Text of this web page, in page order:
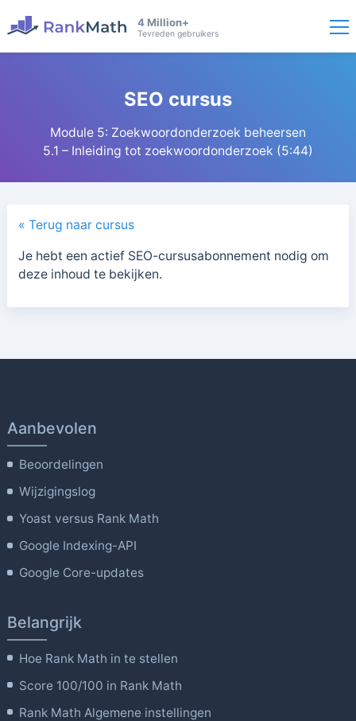
4 Million+
Tevreden gebruikers
SEO cursus
Module 5: Zoekwoordonderzoek beheersen
5.1 – Inleiding tot zoekwoordonderzoek (5:44)
« Terug naar cursus
Je hebt een actief SEO-cursusabonnement nodig om
deze inhoud te bekijken.
Aanbevolen
Beoordelingen
Wijzigingslog
Yoast versus Rank Math
Google Indexing-API
Google Core-updates
Belangrijk
Hoe Rank Math in te stellen
Score 100/100 in Rank Math
Rank Math Algemene instellingen